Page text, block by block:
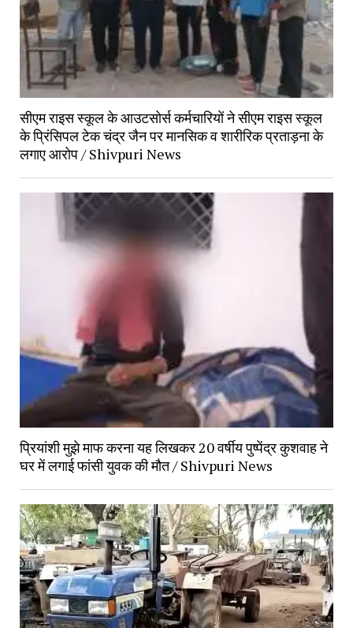
सीएम राइस स्कूल के आउटसोर्स कर्मचारियों ने सीएम राइस स्कूल
के प्रिंसिपल टेक चंद्र जैन पर मानसिक व शारीरिक प्रताड़ना के
लगाए आरोप / Shivpuri News
प्रियांशी मुझे माफ करना यह लिखकर 20 वर्षीय पुष्पेंद्र कुशवाह ने
घर में लगाई फांसी युवक की मौत / Shivpuri News